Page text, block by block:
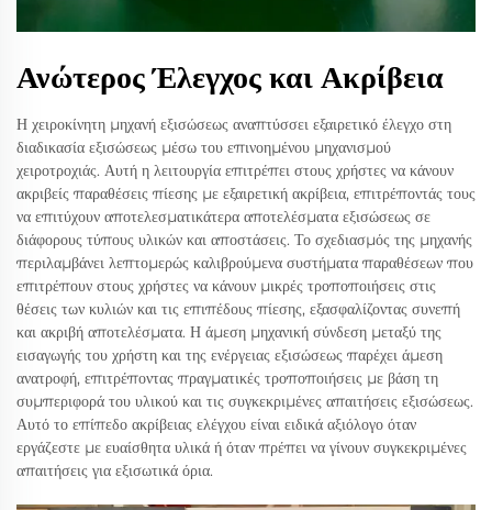
Ανώτερος Έλεγχος και Ακρίβεια
Η χειροκίνητη μηχανή εξισώσεως αναπτύσσει εξαιρετικό έλεγχο στη
διαδικασία εξισώσεως μέσω του επινοημένου μηχανισμού
χειροτροχιάς. Αυτή η λειτουργία επιτρέπει στους χρήστες να κάνουν
ακριβείς παραθέσεις πίεσης με εξαιρετική ακρίβεια, επιτρέποντάς τους
να επιτύχουν αποτελεσματικάτερα αποτελέσματα εξισώσεως σε
διάφορους τύπους υλικών και αποστάσεις. Το σχεδιασμός της μηχανής
περιλαμβάνει λεπτομερώς καλιβρούμενα συστήματα παραθέσεων που
επιτρέπουν στους χρήστες να κάνουν μικρές τροποποιήσεις στις
θέσεις των κυλιών και τις επιπέδους πίεσης, εξασφαλίζοντας συνεπή
και ακριβή αποτελέσματα. Η άμεση μηχανική σύνδεση μεταξύ της
εισαγωγής του χρήστη και της ενέργειας εξισώσεως παρέχει άμεση
ανατροφή, επιτρέποντας πραγματικές τροποποιήσεις με βάση τη
συμπεριφορά του υλικού και τις συγκεκριμένες απαιτήσεις εξισώσεως.
Αυτό το επίπεδο ακρίβειας ελέγχου είναι ειδικά αξιόλογο όταν
εργάζεστε με ευαίσθητα υλικά ή όταν πρέπει να γίνουν συγκεκριμένες
απαιτήσεις για εξισωτικά όρια.